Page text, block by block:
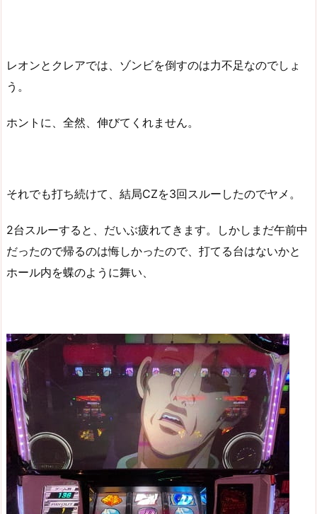
レオンとクレアでは、ゾンビを倒すのは力不足なのでしょ
う。
ホントに、全然、伸びてくれません。
それでも打ち続けて、結局CZを3回スルーしたのでヤメ。
2台スルーすると、だいぶ疲れてきます。しかしまだ午前中
だったので帰るのは悔しかったので、打てる台はないかと
ホール内を蝶のように舞い、